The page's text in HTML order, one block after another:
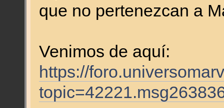
que no pertenezcan a
Venimos de aquí:
https://